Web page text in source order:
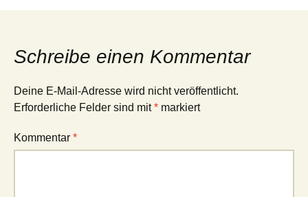
Schreibe einen Kommentar
Deine E-Mail-Adresse wird nicht veröffentlicht.
Erforderliche Felder sind mit* markiert
Kommentar *